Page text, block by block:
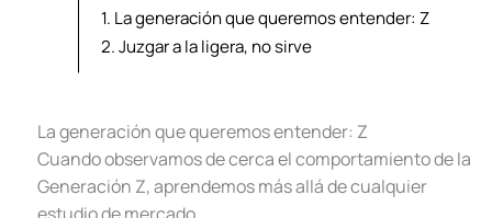
1. La generación que queremos entender: Z
2.Juzgar a la ligera, no sirve
La generación que queremos entender: Z
Cuando observamos de cerca el comportamiento de la
Generación Z, aprendemos más allá de cualquier